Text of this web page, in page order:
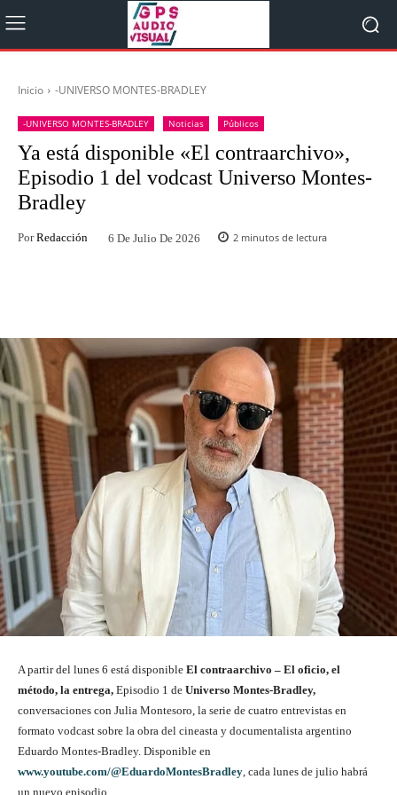
Inicio -UNIVERSO MONTES-BRADLEY
-UNIVERSO MONTES-BRADLEY Noticias Públicos
Ya está disponible «El contraarchivo»,
Episodio 1 del vodcast Universo Montes-
Bradley
Por Redacción 6 De Julio De 2026 2 minutos de lectura
A partir del lunes 6 está disponible El contraarchivo – El oficio, el
método, la entrega, Episodio 1 de Universo Montes-Bradley,
conversaciones con Julia Montesoro, la serie de cuatro entrevistas en
formato vodcast sobre la obra del cineasta y documentalista argentino
Eduardo Montes-Bradley. Disponible en
www.youtube.com/@EduardoMontesBradley, cada lunes de julio habrá
un nuevo episodio.